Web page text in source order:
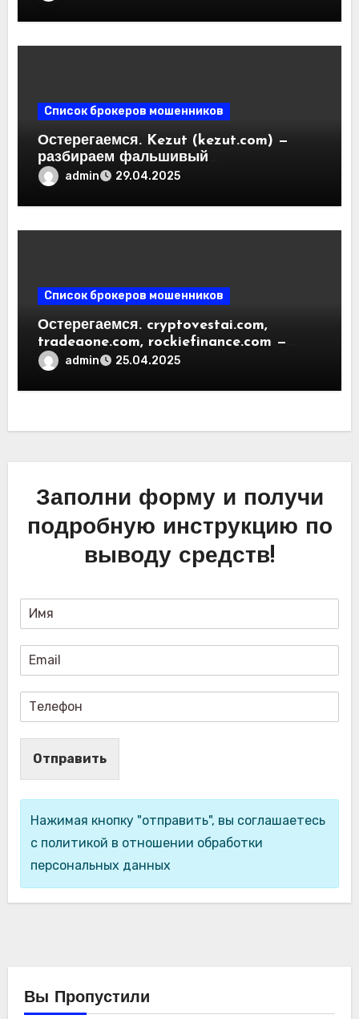
Отзывы пользователей
Список брокеров мошенников
Остерегаемся. Kezut (kezut.com) —
разбираем фальшивый
криптовалютный обменник. Как
пользователей
admin 29.04.2025
Список брокеров мошенников
Остерегаемся. cryptovestai.com,
tradeaone.com, rockiefinance.com —
обзор новых платформ для
admin 25.04.2025
Заполни форму и получи
подробную инструкцию по
выводу средств!
Отправить
Нажимая кнопку "отправить", вы соглашаетесь
с политикой в отношении обработки
персональных данных
Вы Пропустили